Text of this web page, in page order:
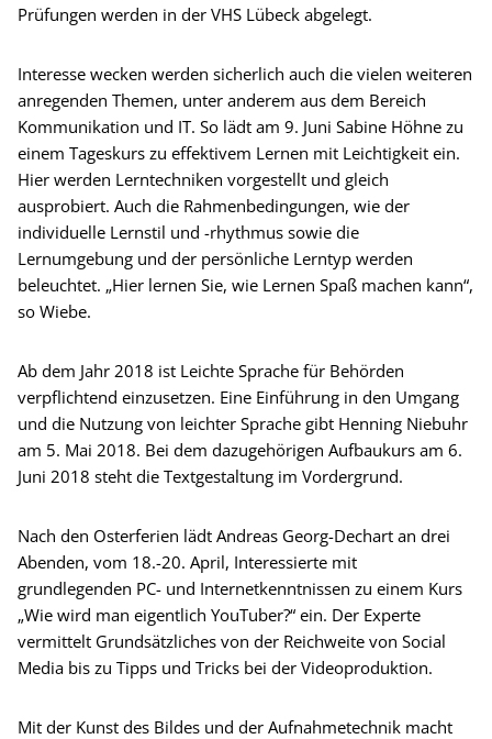
Prüfungen werden in der VHS Lübeck abgelegt.
Interesse wecken werden sicherlich auch die vielen weiteren
anregenden Themen, unter anderem aus dem Bereich
Kommunikation und IT. So lädt am 9. Juni Sabine Höhne zu
einem Tageskurs zu effektivem Lernen mit Leichtigkeit ein.
Hier werden Lerntechniken vorgestellt und gleich
ausprobiert. Auch die Rahmenbedingungen, wie der
individuelle Lernstil und -rhythmus sowie die
Lernumgebung und der persönliche Lerntyp werden
beleuchtet. „Hier lernen Sie, wie Lernen Spaß machen kann“,
so Wiebe.
Ab dem Jahr 2018 ist Leichte Sprache für Behörden
verpflichtend einzusetzen. Eine Einführung in den Umgang
und die Nutzung von leichter Sprache gibt Henning Niebuhr
am 5. Mai 2018. Bei dem dazugehörigen Aufbaukurs am 6.
Juni 2018 steht die Textgestaltung im Vordergrund.
Nach den Osterferien lädt Andreas Georg-Dechart an drei
Abenden, vom 18.-20. April, Interessierte mit
grundlegenden PC- und Internetkenntnissen zu einem Kurs
„Wie wird man eigentlich YouTuber?“ ein. Der Experte
vermittelt Grundsätzliches von der Reichweite von Social
Media bis zu Tipps und Tricks bei der Videoproduktion.
Mit der Kunst des Bildes und der Aufnahmetechnik macht